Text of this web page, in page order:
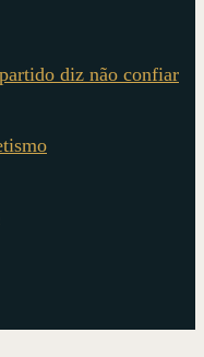
diz não confiar